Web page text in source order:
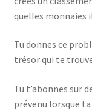
quelles monnaies
Tu donnes ce
trésor qui te
Tu t’abonnes sur
prévenu lorsque